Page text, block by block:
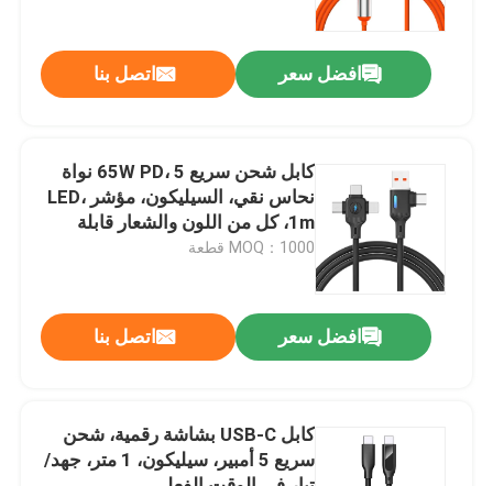
جولة في المصنع
اتصل بنا
أخبار
القضايا
لوحة مفاتيح وماوس كمبيوتر سلكي
افضل سعر اتصل بنا
كابل شحن سريع 65W PD، 5 نواة
نحاس نقي، السيليكون، مؤشر LED،
1m، كل من اللون والشعار قابلة
للتخصيص
MOQ：1000 قطعة
افضل سعر اتصل بنا
كابل USB-C بشاشة رقمية، شحن
سريع 5 أمبير، سيليكون، 1 متر، جهد/